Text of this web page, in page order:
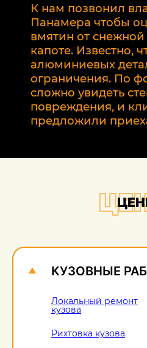
К нам позвонил
Панамера чтобы
вмятин от
капоте. Известно,
алюминиевых
ограничения. По
сложно увидеть
повреждения, и
предложили
КУЗОВНЫЕ
Локальный ремонт
кузова
Рихтовка кузова